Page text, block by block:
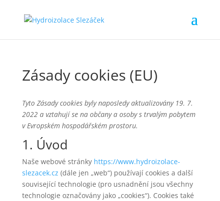
Zásady cookies (EU)
Tyto Zásady cookies byly naposledy aktualizovány 19. 7.
2022 a vztahují se na občany a osoby s trvalým pobytem
v Evropském hospodářském prostoru.
1. Úvod
Naše webové stránky https://www.hydroizolace-
slezacek.cz (dále jen „web“) používají cookies a další
související technologie (pro usnadnění jsou všechny
technologie označovány jako „cookies“). Cookies také